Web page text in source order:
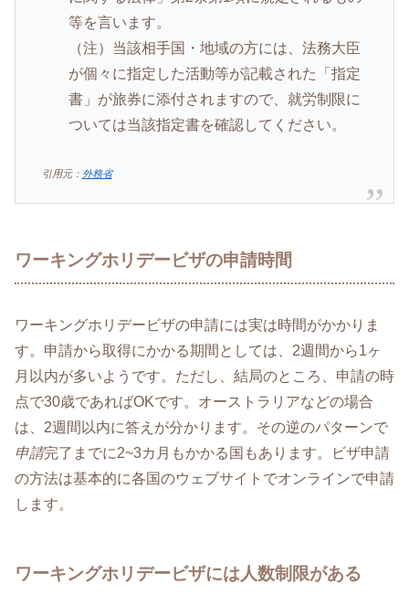
等を言います。
（注）当該相手国・地域の方には、法務大臣
が個々に指定した活動等が記載された「指定
書」が旅券に添付されますので、就労制限に
ついては当該指定書を確認してください。
引用元： 外務省
ワーキングホリデービザの申請時間
ワーキングホリデービザの申請には実は時間がかかりま
す。申請から取得にかかる期間としては、2週間から1ヶ
月以内が多いようです。ただし、結局のところ、申請の時
点で30歳であればOKです。オーストラリアなどの場合
は、2週間以内に答えが分かります。その逆のパターンで
申請完了までに2~3カ月もかかる国もあります。ビザ申請
の方法は基本的に各国のウェブサイトでオンラインで申請
します。
ワーキングホリデービザには人数制限がある